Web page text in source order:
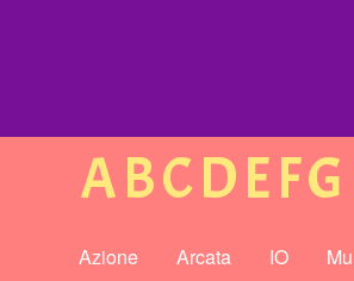
ABCDEFG
Azione Arcata IO